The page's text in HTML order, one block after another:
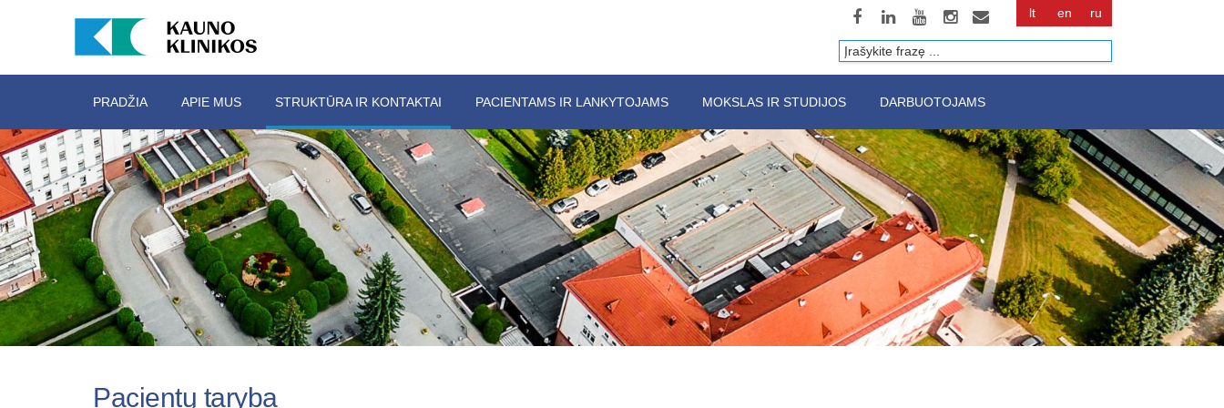
lt en ru
Paieška
PRADŽIA APIE MUS STRUKTŪRA IR KONTAKTAI PACIENTAMS IR LANKYTOJAMS MOKSLAS IR STUDIJOS DARBUOTOJAMS
Pacientų taryba